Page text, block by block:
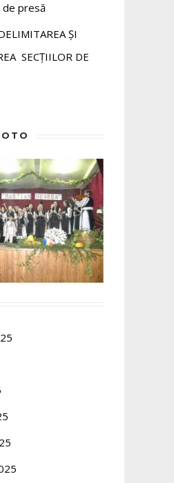
de presă
ȘI
SECȚIILOR DE